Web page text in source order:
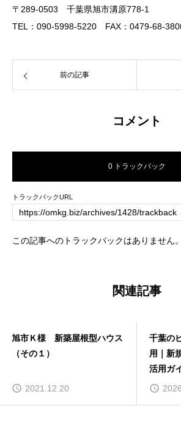
〒289-0503 千葉県旭市溝原778-1
TEL：090-5998-5220 FAX：0479-68-
前の記事
コメント
0 トラックバック
トラックバックURL
この記事へのトラックバックはありません。
関連記事
旭市Ｋ様 新築屋根型ハウス
（その１）
2021.12.20
千葉の
用｜新
活用ガ